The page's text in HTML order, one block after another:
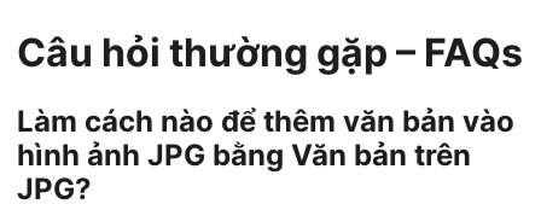
Câu hỏi thường gặp – FAQs
Làm cách nào để thêm văn bản vào
hình ảnh JPG bằng Văn bản trên
JPG?